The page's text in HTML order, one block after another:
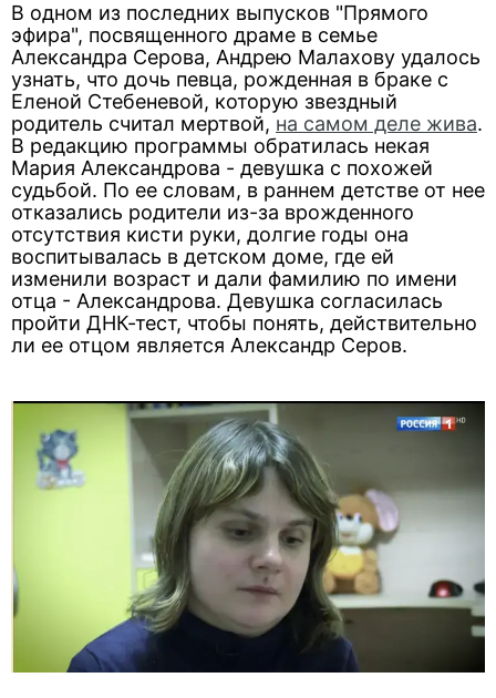
В одном из последних выпусков "Прямого
эфира", посвященного драме в семье
Александра Серова, Андрею Малахову удалось
узнать, что дочь певца, рожденная в браке с
Еленой Стебеневой, которую звездный
родитель считал мертвой, на самом деле жива.
В редакцию программы обратилась некая
Мария Александрова - девушка с похожей
судьбой. По ее словам, в раннем детстве от нее
отказались родители из-за врожденного
отсутствия кисти руки, долгие годы она
воспитывалась в детском доме, где ей
изменили возраст и дали фамилию по имени
отца - Александрова. Девушка согласилась
пройти ДНК-тест, чтобы понять, действительно
ли ее отцом является Александр Серов.